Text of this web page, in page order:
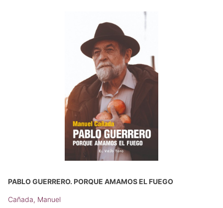
PABLO GUERRERO. PORQUE AMAMOS EL FUEGO
Cañada, Manuel